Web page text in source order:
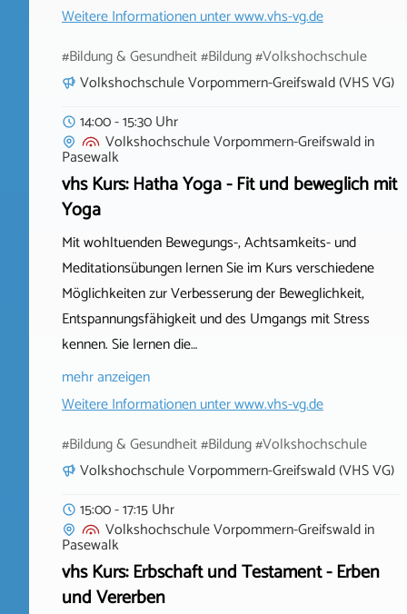
Weitere Informationen unterwww.vhs-vg.de
#Bildung & Gesundheit #Bildung #Volkshochschule
Volkshochschule Vorpommern-Greifswald (VHS VG)
14:00 - 15:30 Uhr
Volkshochschule Vorpommern-Greifswaldin
Pasewalk
vhs Kurs: Hatha Yoga - Fit und beweglich mit
Yoga
Mit wohltuenden Bewegungs-, Achtsamkeits- und
Meditationsübungen lernen Sie im Kurs verschiedene
Möglichkeiten zur Verbesserung der Beweglichkeit,
Entspannungsfähigkeit und des Umgangs mit Stress
kennen. Sie lernen die…
mehr anzeigen
Weitere Informationen unterwww.vhs-vg.de
#Bildung & Gesundheit #Bildung #Volkshochschule
Volkshochschule Vorpommern-Greifswald (VHS VG)
15:00 - 17:15 Uhr
Volkshochschule Vorpommern-Greifswaldin
Pasewalk
vhs Kurs: Erbschaft und Testament - Erben
und Vererben